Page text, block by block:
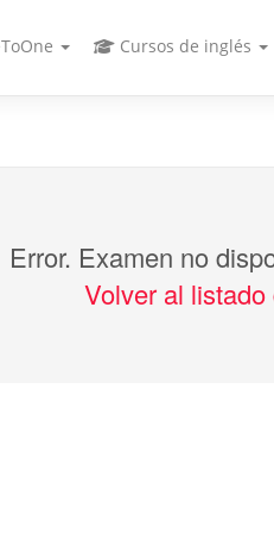
Cursos de inglés
Error. Examen no
Volver al